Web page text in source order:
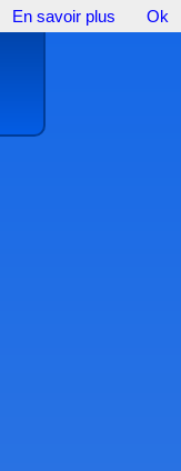
En savoir plus Ok